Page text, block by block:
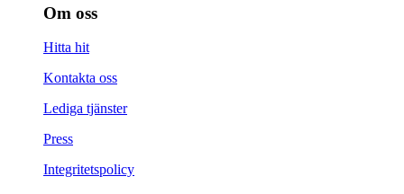
Om oss
Hitta hit
Kontakta oss
Lediga tjänster
Press
Integritetspolicy